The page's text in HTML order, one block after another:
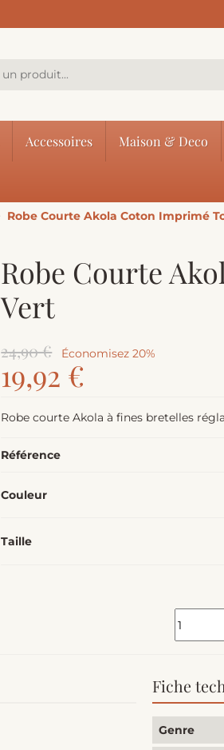
Accessoires Maison & Deco
Robe Courte Akola Coton Imprimé
Robe Courte
Vert
24,90 € Économisez 20%
19,92 €
Robe courte Akola à fines bretelles
Référence
Couleur
Taille
Fiche
Genre